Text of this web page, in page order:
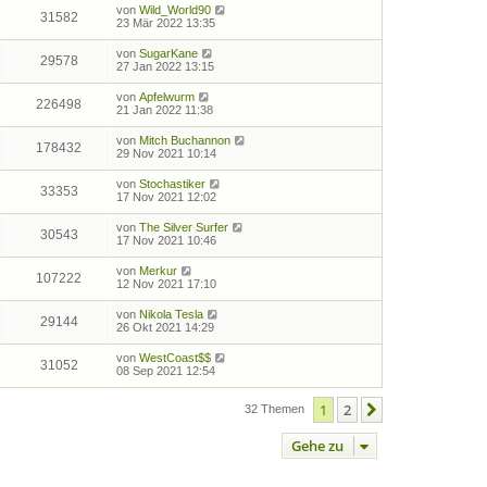
31582 von Wild_World90
23 Mär 2022 13:35
29578 von SugarKane
27 Jan 2022 13:15
226498 von Apfelwurm
21 Jan 2022 11:38
178432 von Mitch Buchannon
29 Nov 2021 10:14
33353 von Stochastiker
17 Nov 2021 12:02
30543 von The Silver Surfer
17 Nov 2021 10:46
107222 von Merkur
12 Nov 2021 17:10
29144 von Nikola Tesla
26 Okt 2021 14:29
31052 von WestCoast$$
08 Sep 2021 12:54
32 Themen 1 2
Gehe zu